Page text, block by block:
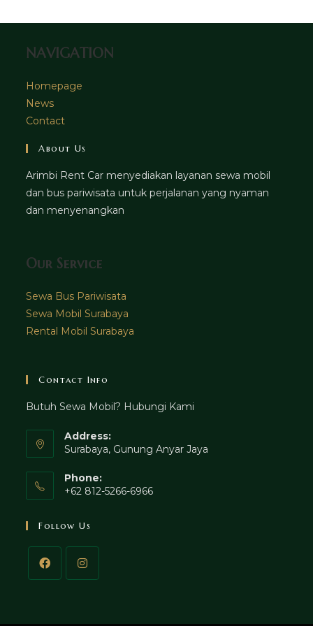
NAVIGATION
Homepage
News
Contact
About Us
Arimbi Rent Car menyediakan layanan sewa mobil
dan bus pariwisata untuk perjalanan yang nyaman
dan menyenangkan
Our Service
Sewa Bus Pariwisata
Sewa Mobil Surabaya
Rental Mobil Surabaya
Contact Info
Butuh Sewa Mobil? Hubungi Kami
Address:
Surabaya, Gunung Anyar Jaya
Phone:
+62 812-5266-6966
Follow Us